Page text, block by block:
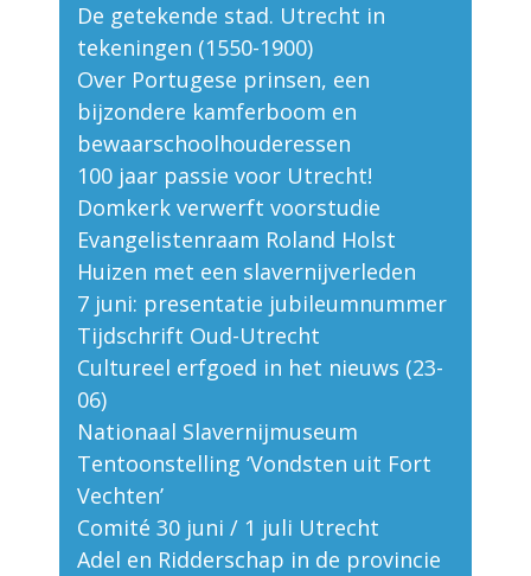
De getekende stad. Utrecht in
tekeningen (1550-1900)
Over Portugese prinsen, een
bijzondere kamferboom en
bewaarschoolhouderessen
100 jaar passie voor Utrecht!
Domkerk verwerft voorstudie
Evangelistenraam Roland Holst
Huizen met een slavernijverleden
7 juni: presentatie jubileumnummer
Tijdschrift Oud-Utrecht
Cultureel erfgoed in het nieuws (23-
06)
Nationaal Slavernijmuseum
Tentoonstelling ‘Vondsten uit Fort
Vechten’
Comité 30 juni / 1 juli Utrecht
Adel en Ridderschap in de provincie